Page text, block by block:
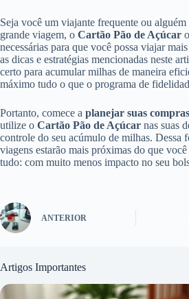
Seja você um viajante frequente ou
grande viagem, o Cartão Pão de Açúcar
necessárias para que você possa viajar
as dicas e estratégias mencionadas neste
certo para acumular milhas de maneira
máximo tudo o que o programa de
Portanto, comece a planejar suas compras
utilize o Cartão Pão de Açúcar nas suas
controle do seu acúmulo de milhas. Dessa
viagens estarão mais próximas do que
tudo: com muito menos impacto no seu
ANTERIOR
Artigos Importantes